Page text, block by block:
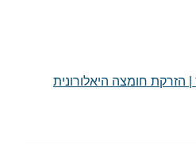
הזרקת חומצה היאלורונית